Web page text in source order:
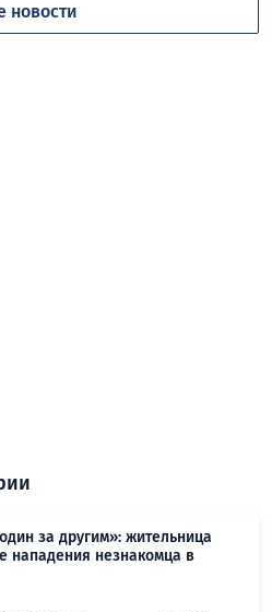
новости
за другим»: жительница
нападения незнакомца в